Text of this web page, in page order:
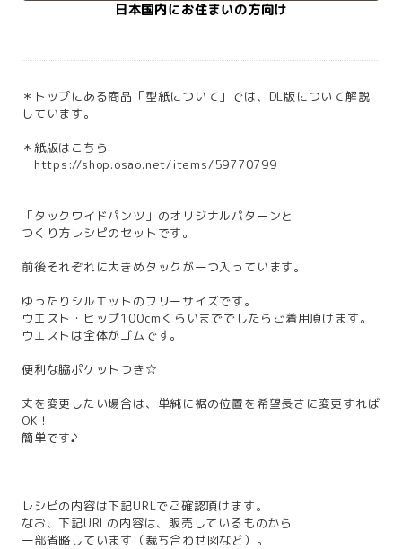
日本国内にお住まいの方向け
＊トップにある商品「型紙について」では、DL版について解説
しています。
＊紙版はこちら
https://shop.osao.net/items/59770799
「タックワイドパンツ」のオリジナルパターンと
つくり方レシピのセットです。
前後それぞれに大きめタックが一つ入っています。
ゆったりシルエットのフリーサイズです。
ウエスト・ヒップ100cmくらいまででしたらご着用頂けます。
ウエストは全体がゴムです。
便利な脇ポケットつき☆
丈を変更したい場合は、単純に裾の位置を希望長さに変更すれば
OK！
簡単です♪
レシピの内容は下記URLでご確認頂けます。
なお、下記URLの内容は、販売しているものから
一部省略しています（裁ち合わせ図など）。